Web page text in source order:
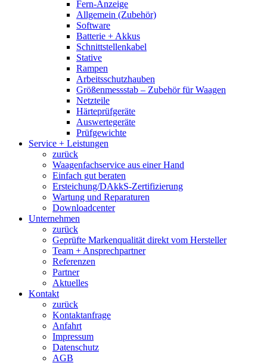
Fern-Anzeige
Allgemein (Zubehör)
Software
Batterie + Akkus
Schnittstellenkabel
Stative
Rampen
Arbeitsschutzhauben
Größenmessstab – Zubehör für Waagen
Netzteile
Härteprüfgeräte
Auswertegeräte
Prüfgewichte
Service + Leistungen
zurück
Waagenfachservice aus einer Hand
Einfach gut beraten
Ersteichung/DAkkS-Zertifizierung
Wartung und Reparaturen
Downloadcenter
Unternehmen
zurück
Geprüfte Markenqualität direkt vom Hersteller
Team + Ansprechpartner
Referenzen
Partner
Aktuelles
Kontakt
zurück
Kontaktanfrage
Anfahrt
Impressum
Datenschutz
AGB